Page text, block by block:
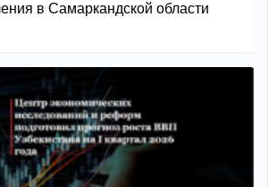
в Самаркандской области